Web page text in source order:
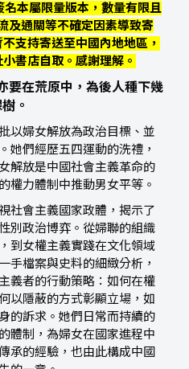
名本屬限量版本，數量有限且
及通關等不確定因素導致寄
支持寄送至中國內地地區，
書店自取。感謝理解。
要在荒原中，為後人種下幾
。
以婦女解放為政治目標、並
她們經歷五四運動的洗禮，
解放是中國社會主義革命的
權力體制中推動男女平等。
社會主義國家政體，揭示了
別政治博弈。從婦聯的組織
到女權主義實踐在文化領域
手檔案與史料的細緻分析，
義者的行動策略：如何在權
以隱蔽的方式彰顯立場，如
的訴求。她們日常而持續的
體制，為婦女在國家進程中
承的經驗，也由此構成中國